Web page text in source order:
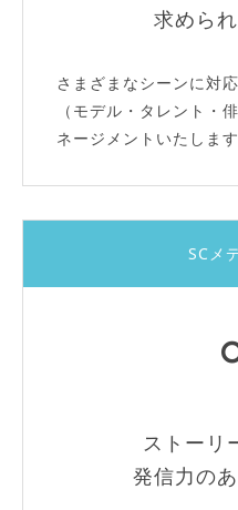
求めら
さまざまなシーンに対
（モデル・タレント・
ネージメントいたします
SCメ
ストーリ
発信力の